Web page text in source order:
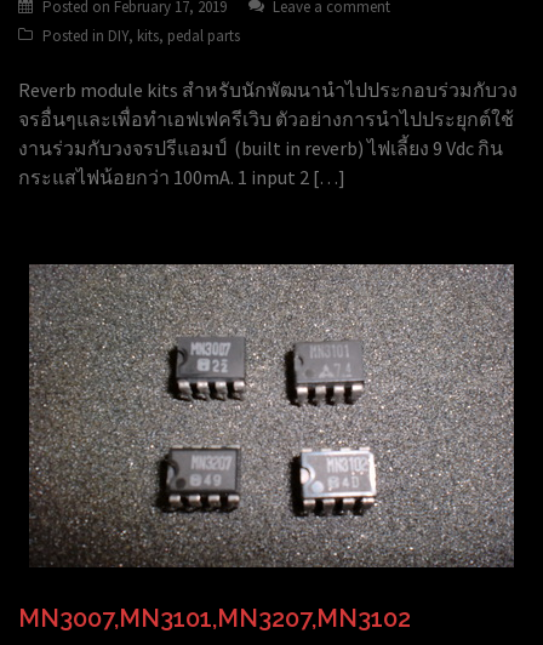
Posted on February 17, 2019
Leave a comment
Posted in DIY, kits, pedal parts
Reverb module kits สำหรับนักพัฒนานำไปประกอบร่วมกับวง
จรอื่นๆและเพื่อทำเอฟเฟครีเวิบ ตัวอย่างการนำไปประยุกต์ใช้
งานร่วมกับวงจรปรีแอมป์ (built in reverb) ไฟเลี้ยง 9 Vdc กิน
กระแสไฟน้อยกว่า 100mA. 1 input 2 […]
MN3007,MN3101,MN3207,MN3102